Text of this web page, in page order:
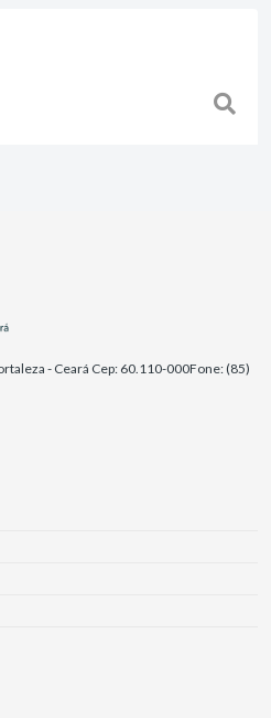
- Ceará Cep: 60.110-000Fone: (85)